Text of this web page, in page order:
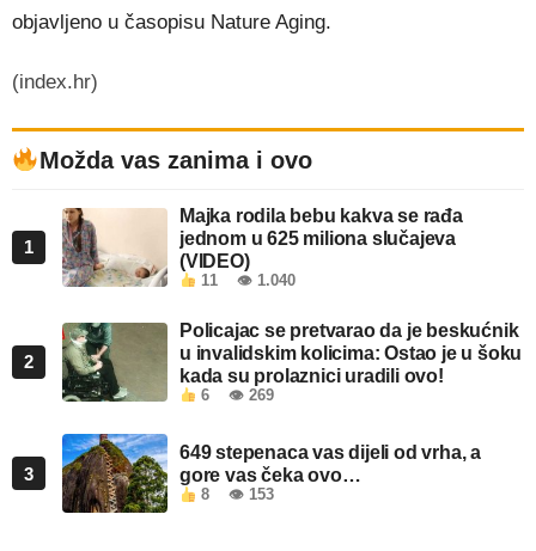
objavljeno u časopisu Nature Aging.
(index.hr)
Možda vas zanima i ovo
1
Majka rodila bebu kakva se rađa
jednom u 625 miliona slučajeva
(VIDEO)
11 👁 1.040
2
Policajac se pretvarao da je beskućnik
u invalidskim kolicima: Ostao je u šoku
kada su prolaznici uradili ovo!
6 👁 269
3
649 stepenaca vas dijeli od vrha, a
gore vas čeka ovo…
8 👁 153